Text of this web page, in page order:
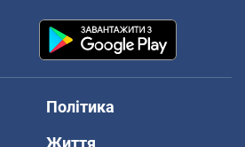
Політика
Життя